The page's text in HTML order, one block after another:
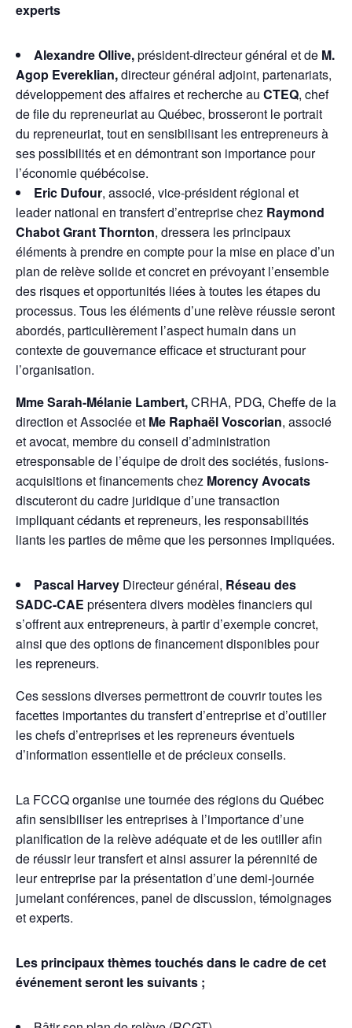
experts
Alexandre Ollive,président-directeur général et de M.
Agop Evereklian,directeur général adjoint, partenariats,
développement des affaires et recherche au CTEQ, chef
de file du repreneuriat au Québec, brosseront le portrait
du repreneuriat, tout en sensibilisant les entrepreneurs à
ses possibilités et en démontrant son importance pour
l’économie québécoise.
Eric Dufour, associé, vice-président régional et
leader national en transfert d’entreprise chez Raymond
Chabot Grant Thornton, dressera les principaux
éléments à prendre en compte pour la mise en place d’un
plan de relève solide et concret en prévoyant l’ensemble
des risques et opportunités liées à toutes les étapes du
processus. Tous les éléments d’une relève réussie seront
abordés, particulièrement l’aspect humain dans un
contexte de gouvernance efficace et structurant pour
l’organisation.
Mme Sarah-Mélanie Lambert,CRHA, PDG, Cheffe de la
direction et Associée et Me Raphaël Voscorian, associé
et avocat, membre du conseil d’administration
etresponsable de l’équipe de droit des sociétés, fusions-
acquisitions et financements chez Morency Avocats
discuteront du cadre juridique d’une transaction
impliquant cédants et repreneurs, les responsabilités
liants les parties de même que les personnes impliquées.
Pascal Harvey Directeur général, Réseau des
SADC-CAE présentera divers modèles financiers qui
s’offrent aux entrepreneurs, à partir d’exemple concret,
ainsi que des options de financement disponibles pour
les repreneurs.
Ces sessions diverses permettront de couvrir toutes les
facettes importantes du transfert d’entreprise et d’outiller
les chefs d’entreprises et les repreneurs éventuels
d’information essentielle et de précieux conseils.
La FCCQ organise une tournée des régions du Québec
afin sensibiliser les entreprises à l’importance d’une
planification de la relève adéquate et de les outiller afin
de réussir leur transfert et ainsi assurer la pérennité de
leur entreprise par la présentation d’une demi-journée
jumelant conférences, panel de discussion, témoignages
et experts.
Les principaux thèmes touchés dans le cadre de cet
événement seront les suivants ;